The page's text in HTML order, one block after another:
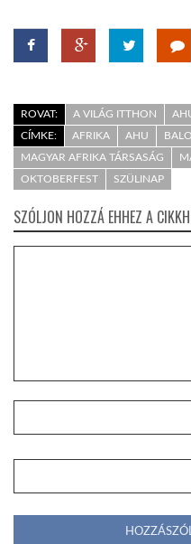
ROVAT: A VILÁG ITTHON
CÍMKE:
AFRIKA AHU
MAGYAR AFRIKA TÁRSASÁG
OKTOBERFEST
SZÜLINAP
SZÓLJON HOZZÁ EHHEZ A